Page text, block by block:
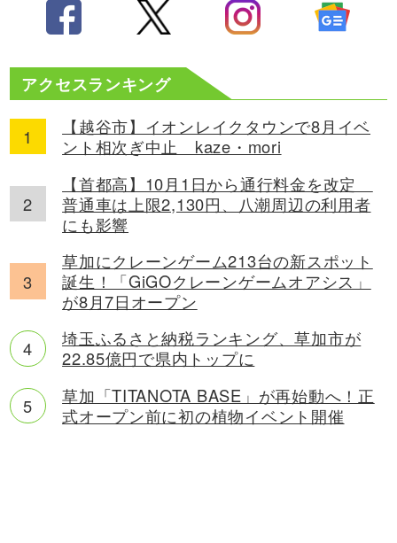
アクセスランキング
【越谷市】イオンレイクタウンで8月イベ
ント相次ぎ中止 kaze・mori
【首都高】10月1日から通行料金を改定
普通車は上限2,130円、八潮周辺の利用者
にも影響
草加にクレーンゲーム213台の新スポット
誕生！「GiGOクレーンゲームオアシス」
が8月7日オープン
埼玉ふるさと納税ランキング、草加市が
22.85億円で県内トップに
草加「TITANOTA BASE」が再始動へ！正
式オープン前に初の植物イベント開催